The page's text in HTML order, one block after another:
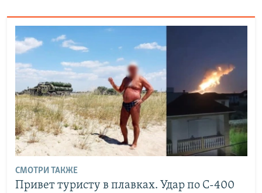
СМОТРИ ТАКЖЕ
Привет туристу в плавках. Удар по С-400